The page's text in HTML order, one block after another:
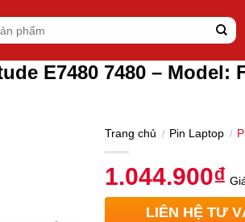
E7480 7480 – Model:
Trang chủ / Pin Laptop /
1.044.900₫
LIÊN HỆ TƯ